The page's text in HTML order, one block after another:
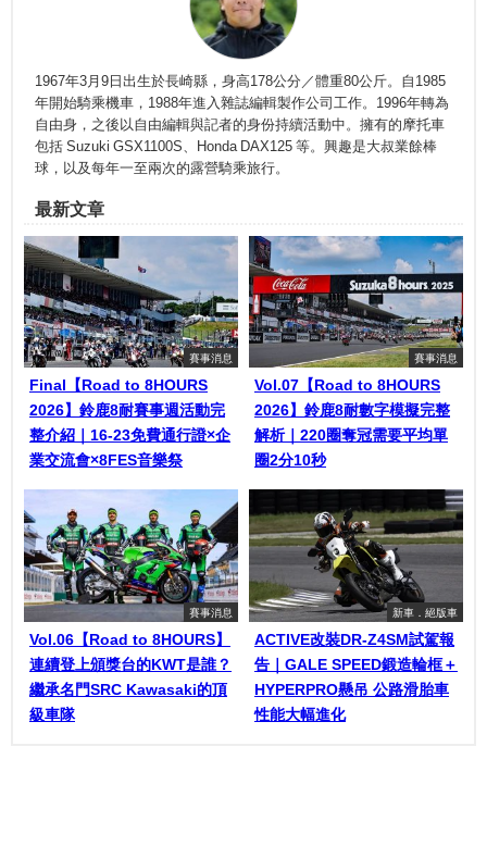
1967年3月9日出生於長崎縣，身高178公分／體重80公斤。自1985
年開始騎乘機車，1988年進入雜誌編輯製作公司工作。1996年轉為
自由身，之後以自由編輯與記者的身份持續活動中。擁有的摩托車
包括 Suzuki GSX1100S、Honda DAX125 等。興趣是大叔業餘棒
球，以及每年一至兩次的露營騎乘旅行。
最新文章
賽事消息
Final【Road to 8HOURS
2026】鈴鹿8耐賽事週活動完
整介紹｜16-23免費通行證×企
業交流會×8FES音樂祭
賽事消息
Vol.07【Road to 8HOURS
2026】鈴鹿8耐數字模擬完整
解析｜220圈奪冠需要平均單
圈2分10秒
賽事消息
Vol.06【Road to 8HOURS】
連續登上頒獎台的KWT是誰？
繼承名門SRC Kawasaki的頂
級車隊
新車．絕版車
ACTIVE改裝DR-Z4SM試駕報
告｜GALE SPEED鍛造輪框＋
HYPERPRO懸吊 公路滑胎車
性能大幅進化